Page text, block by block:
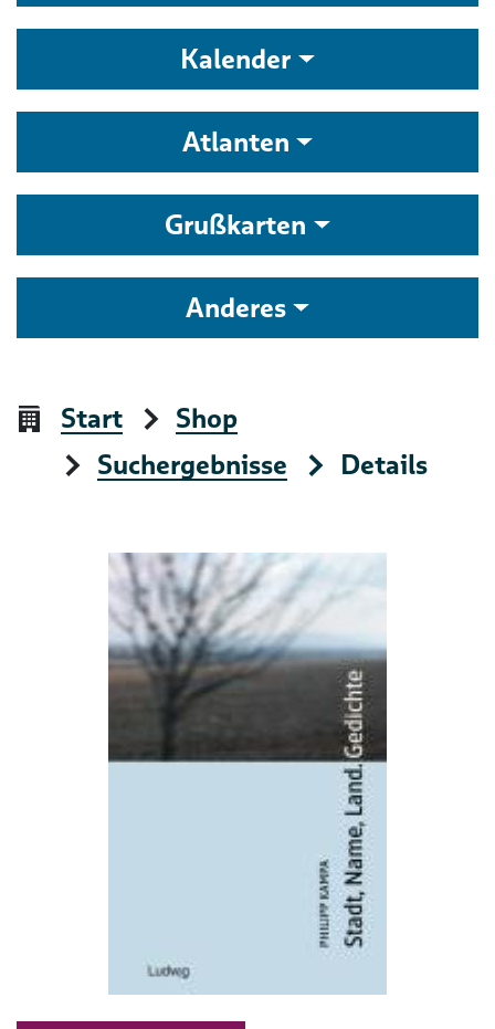
Kalender
Atlanten
Grußkarten
Anderes
Start
Shop
Suchergebnisse
Details